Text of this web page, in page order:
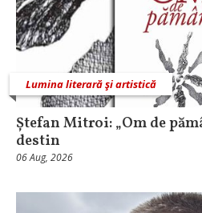
Lumina literară şi artistică
Ștefan Mitroi: „Om de
destin
06 Aug, 2026